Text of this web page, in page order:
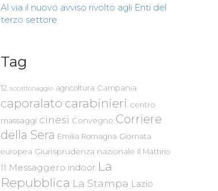
Al via il nuovo avviso rivolto agli Enti del
terzo settore
Tag
12 accattonaggio agricoltura Campania
caporalato carabinieri centro
massaggi cinesi Convegno Corriere
della Sera Emilia Romagna Giornata
europea Giurisprudenza nazionale Il Mattino
Il Messaggero indoor La
Repubblica La Stampa Lazio